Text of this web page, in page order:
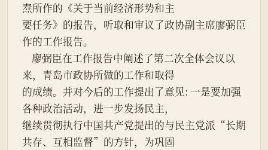
焘所作的《关于当前经济形势和主
要任务》的报告，听取和审议了政协副主席廖弼臣
作的工作报告。
来，青岛市政协所做的工作和取得
的成绩。并对今后的工作提出了意见: 一是要加强
各种政治活动，进一步发扬民主，
继续贯彻执行中国共产党提出的与民主党派“长期
共存、互相监督”的方针，为巩固